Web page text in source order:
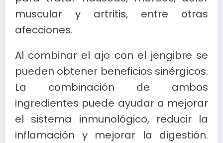
muscular y artritis, entre otras
afecciones.
Al combinar el ajo con el jengibre se
pueden obtener beneficios sinérgicos.
La combinación de ambos
ingredientes puede ayudar a mejorar
el sistema inmunológico, reducir la
inflamación y mejorar la digestión.